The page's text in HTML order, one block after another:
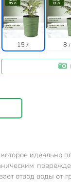
15 л 8 л
идеально
отвод воды от